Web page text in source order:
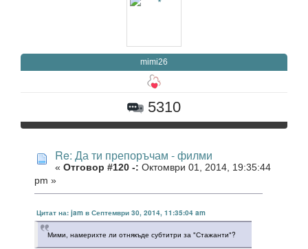
mimi26
5310
Re: Да ти препоръчам - филми
« Отговор #120 -: Октомври 01, 2014, 19:35:44
pm »
Цитат на: jam в Септември 30, 2014, 11:35:04 am
Мими, намерихте ли отнякъде субтитри за "Стажанти"?